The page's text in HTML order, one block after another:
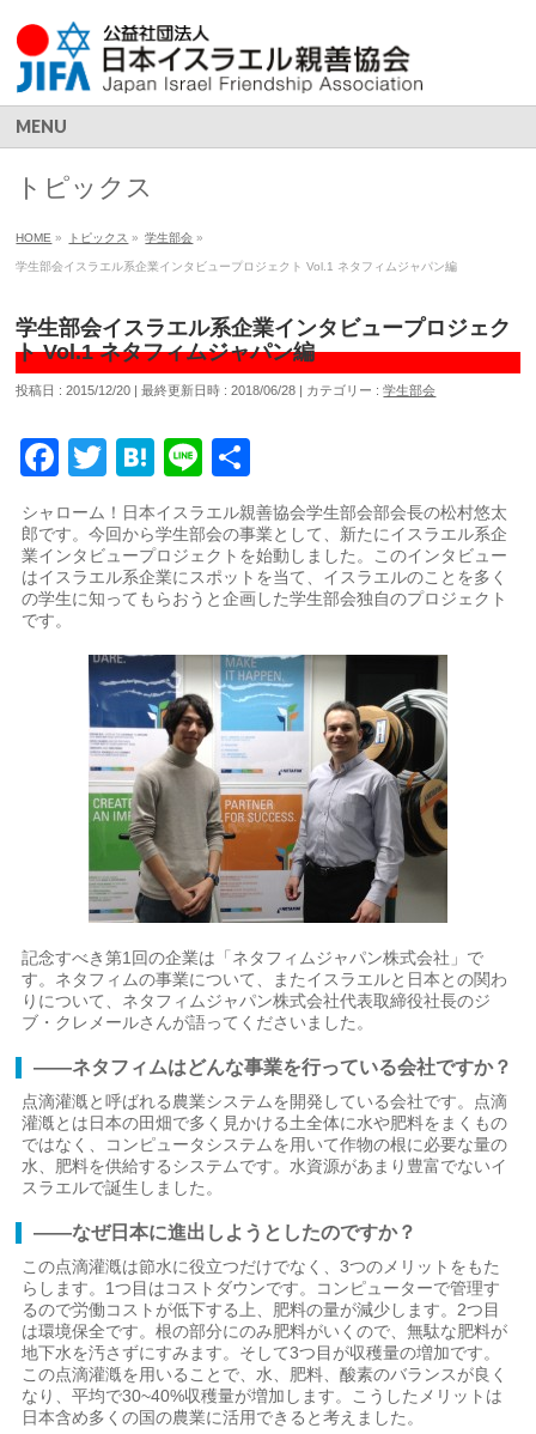
MENU
トピックス
HOME » トピックス » 学生部会 »
学生部会イスラエル系企業インタビュープロジェクト Vol.1 ネタフィムジャパン編
学生部会イスラエル系企業インタビュープロジェク
ト Vol.1 ネタフィムジャパン編
投稿日 : 2015/12/20 最終更新日時 : 2018/06/28 カテゴリー :学生部会
Facebook
Twitter
Hatena
Line
有
シャローム！日本イスラエル親善協会学生部会部会長の松村悠太
郎です。今回から学生部会の事業として、新たにイスラエル系企
業インタビュープロジェクトを始動しました。このインタビュー
はイスラエル系企業にスポットを当て、イスラエルのことを多く
の学生に知ってもらおうと企画した学生部会独自のプロジェクト
です。
記念すべき第1回の企業は「ネタフィムジャパン株式会社」で
す。ネタフィムの事業について、またイスラエルと日本との関わ
りについて、ネタフィムジャパン株式会社代表取締役社長のジ
ブ・クレメールさんが語ってくださいました。
――ネタフィムはどんな事業を行っている会社ですか？
点滴灌漑と呼ばれる農業システムを開発している会社です。点滴
灌漑とは日本の田畑で多く見かける土全体に水や肥料をまくもの
ではなく、コンピュータシステムを用いて作物の根に必要な量の
水、肥料を供給するシステムです。水資源があまり豊富でないイ
スラエルで誕生しました。
――なぜ日本に進出しようとしたのですか？
この点滴灌漑は節水に役立つだけでなく、3つのメリットをもた
らします。1つ目はコストダウンです。コンピューターで管理す
るので労働コストが低下する上、肥料の量が減少します。2つ目
は環境保全です。根の部分にのみ肥料がいくので、無駄な肥料が
地下水を汚さずにすみます。そして3つ目が収穫量の増加です。
この点滴灌漑を用いることで、水、肥料、酸素のバランスが良く
なり、平均で30~40%収穫量が増加します。こうしたメリットは
日本含め多くの国の農業に活用できると考えました。